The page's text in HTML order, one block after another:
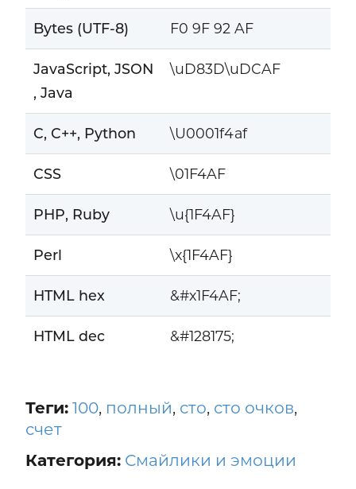
Bytes (UTF-8) F0 9F 92 AF
JavaScript, JSON
, Java
\uD83D\uDCAF
C, C++, Python \U0001f4af
CSS \01F4AF
PHP, Ruby \u{1F4AF}
Perl \x{1F4AF}
HTML hex &#x1F4AF;
HTML dec &#128175;
Теги: 100, полный, сто, сто очков,
счет
Категория: Смайлики и эмоции